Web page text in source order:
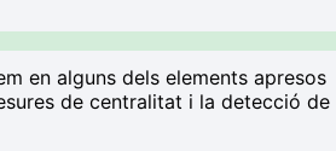
en alguns dels elements apresos
de centralitat i la detecció de